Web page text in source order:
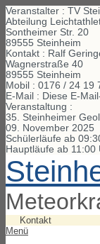
Veranstalter : TV
Abteilung
Sontheimer Str. 20
89555 Steinheim
Kontakt : Ralf
Wagnerstraße 40
89555 Steinheim
Mobil : 0176 / 24 19
E-Mail : Diese E-
Veranstaltung :
35. Steinheimer
09. November 2025
Schülerläufe ab
Hauptläufe ab 11:00
Kontakt
Menü